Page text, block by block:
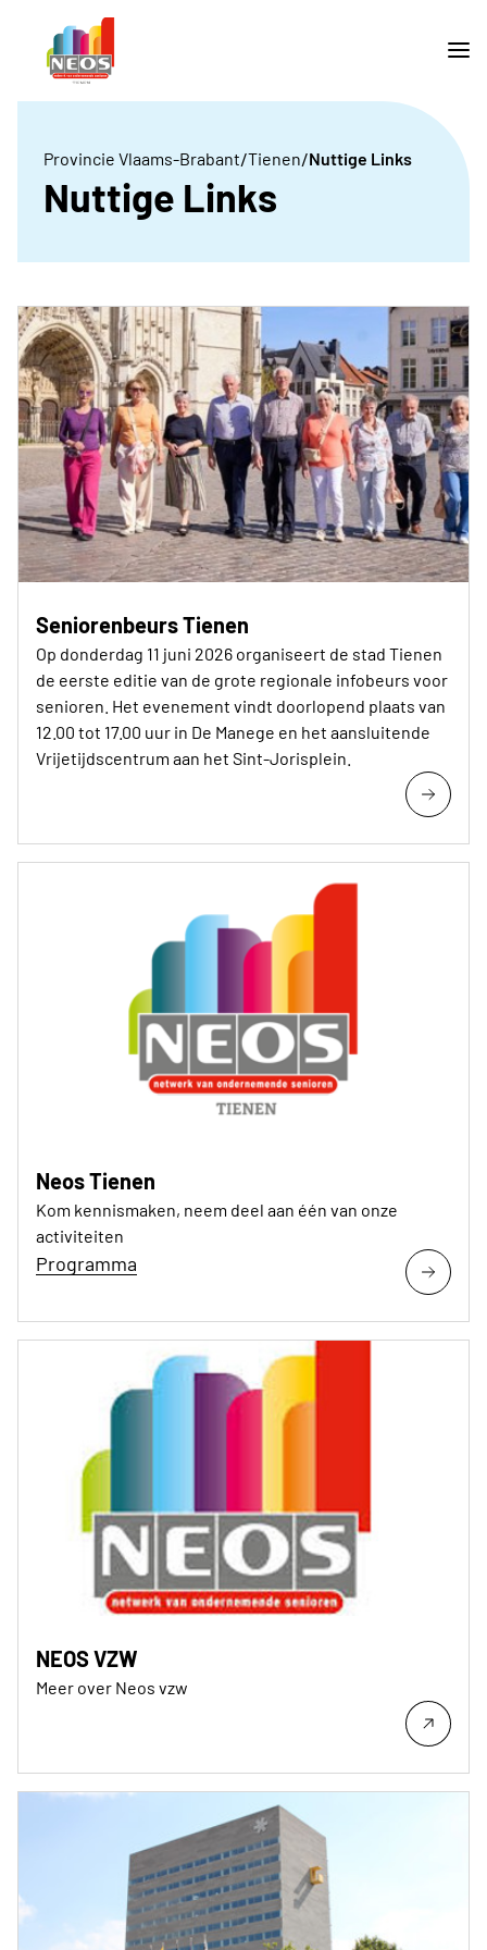
Provincie Vlaams-Brabant/Tienen/Nuttige Links
Nuttige Links
Seniorenbeurs Tienen
Op donderdag 11 juni 2026 organiseert de stad Tienen
de eerste editie van de grote regionale infobeurs voor
senioren. Het evenement vindt doorlopend plaats van
12.00 tot 17.00 uur in De Manege en het aansluitende
Vrijetijdscentrum aan het Sint-Jorisplein.
Neos Tienen
Kom kennismaken, neem deel aan één van onze
activiteiten
Programma
NEOS VZW
Meer over Neos vzw